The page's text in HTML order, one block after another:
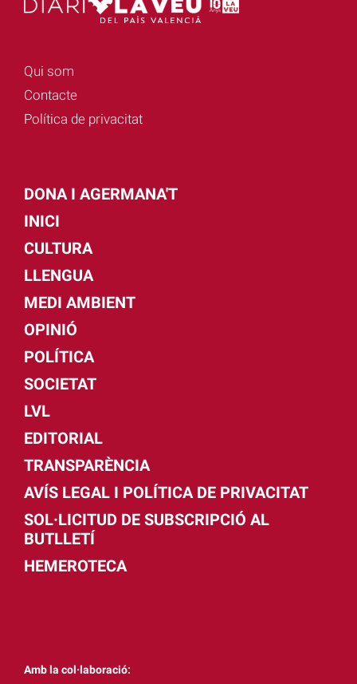
Qui som
Contacte
Política de privacitat
DONA I AGERMANA'T
INICI
CULTURA
LLENGUA
MEDI AMBIENT
OPINIÓ
POLÍTICA
SOCIETAT
LVL
EDITORIAL
TRANSPARÈNCIA
AVÍS LEGAL I POLÍTICA DE PRIVACITAT
SOL·LICITUD DE SUBSCRIPCIÓ AL
BUTLLETÍ
HEMEROTECA
Amb la col·laboració: